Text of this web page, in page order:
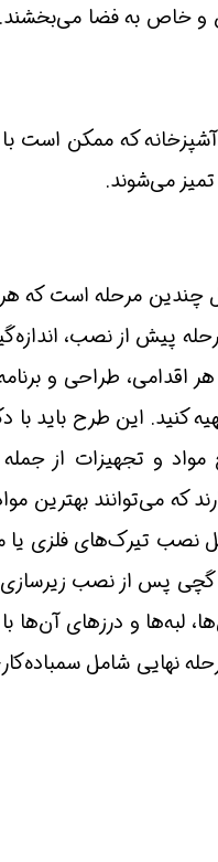
و خاص به فضا می‌بخشند.
آشپزخانه که ممکن
تمیز می‌شوند.
مرحله است که هر
پیش از نصب،
هر اقدامی، طراحی و
کنید. این طرح باید با
و تجهیزات از جمله
که می‌توانند بهترین
نصب تیرک‌های فلزی
پس از نصب
لبه‌ها و درزهای آن‌ها
نهایی شامل